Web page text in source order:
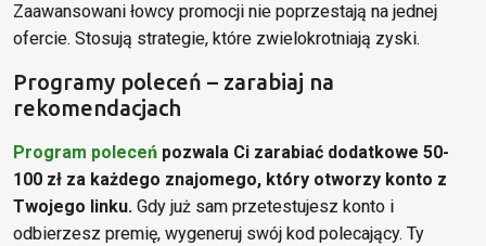
Zaawansowani łowcy promocji nie poprzestają na jednej
ofercie. Stosują strategie, które zwielokrotniają zyski.
Programy poleceń – zarabiaj na
rekomendacjach
Program poleceń pozwala Ci zarabiać dodatkowe 50-
100 zł za każdego znajomego, który otworzy konto z
Twojego linku. Gdy już sam przetestujesz konto i
odbierzesz premię, wygeneruj swój kod polecający. Ty